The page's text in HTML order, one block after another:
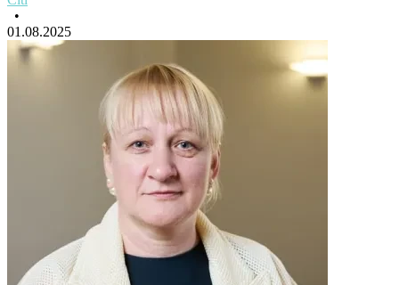
•
01.08.2025